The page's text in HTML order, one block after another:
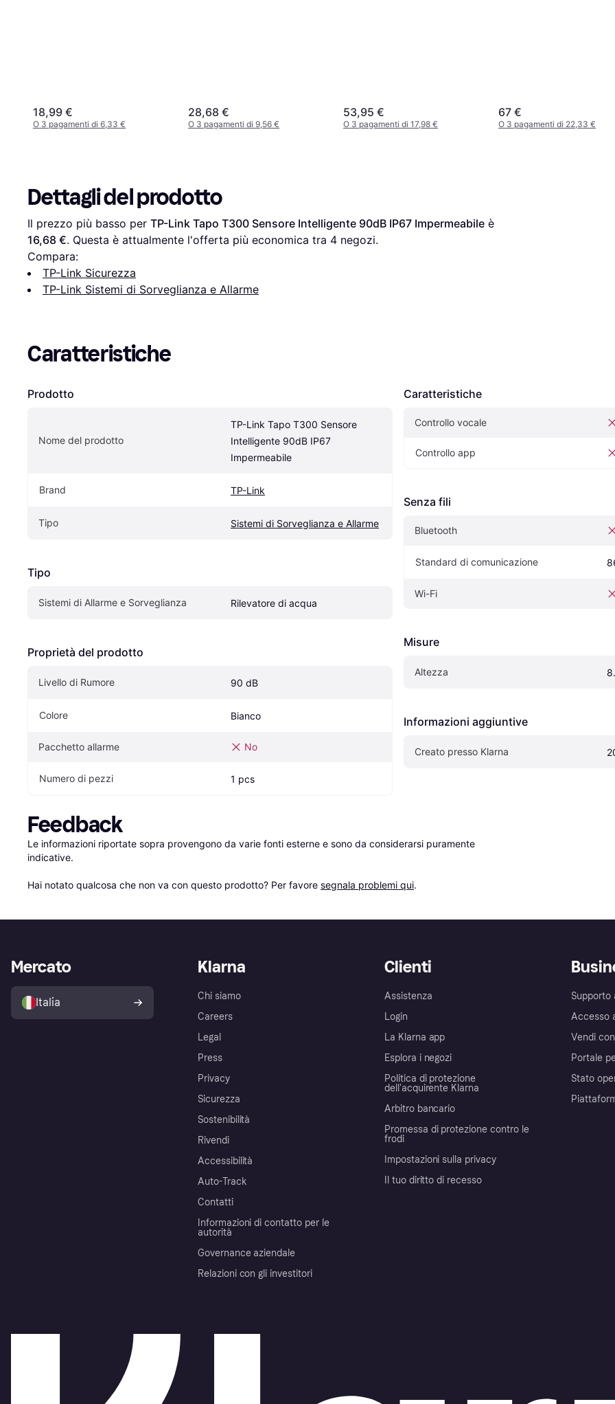
18,99 €
O 3 pagamenti di 6,33 €
28,68 €
O 3 pagamenti di 9,56 €
53,95 €
O 3 pagamenti di 17,98 €
67 €
O 3 pagamenti di 22,33 €
Dettagli del prodotto
Il prezzo più basso per TP-Link Tapo T300 Sensore Intelligente 90dB IP67 Impermeabile
16,68 €. Questa è attualmente l'offerta più economica tra 4 negozi.
Compara:
TP-Link Sicurezza
TP-Link Sistemi di Sorveglianza e Allarme
Caratteristiche
Prodotto
Nome del prodotto
TP-Link Tapo T300 Sensore
Intelligente 90dB IP67
Impermeabile
Brand TP-Link
Tipo Sistemi di Sorveglianza e Allarme
Tipo
Sistemi di Allarme e Sorveglianza Rilevatore di acqua
Proprietà del prodotto
Livello di Rumore 90 dB
Colore Bianco
Pacchetto allarme No
Numero di pezzi 1 pcs
Caratteristiche
Controllo vocale
Controllo app
Senza fili
Bluetooth
Standard di comunicazione
Wi-Fi
Misure
Altezza
Informazioni aggiuntive
Creato presso Klarna
Feedback
Le informazioni riportate sopra provengono da varie fonti esterne e sono da considerarsi puramente
indicative.
Hai notato qualcosa che non va con questo prodotto? Per favore segnala problemi qui.
Klarna
Chi siamo
Careers
Legal
Press
Privacy
Sicurezza
Sostenibilità
Rivendi
Accessibilità
Auto-Track
Contatti
Informazioni di contatto per le
autorità
Governance aziendale
Relazioni con gli investitori
Clienti
Assistenza
Login
La Klarna app
Esplora i negozi
Politica di protezione
dell'acquirente Klarna
Arbitro bancario
Promessa di protezione contro le
frodi
Impostazioni sulla privacy
Il tuo diritto di recesso
Supporto
Accesso
Vendi
Portale
Stato
Mercato
Italia